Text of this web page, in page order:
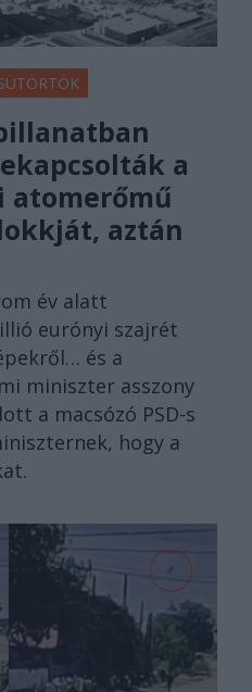
a
atomerőmű
aztán
év alatt
eurónyi szajrét
és a
miniszter asszony
a macsózó PSD-s
hogy a